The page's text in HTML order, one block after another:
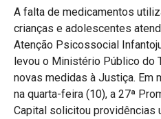
A falta de medicamentos
crianças e adolescentes
Atenção Psicossocial
levou o Ministério Público do
novas medidas à Justiça. Em
na quarta-feira (10), a 27ª
Capital solicitou providências